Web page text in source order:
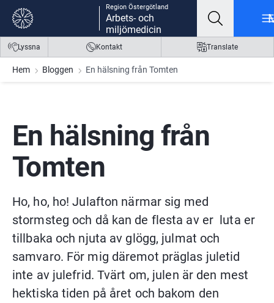
Gå till innehåll
Gå till meny
Gå till sidfot
Region Östergötland
Arbets- och
miljömedicin
Lyssna Kontakt Translate
Hem Bloggen En hälsning från Tomten
En hälsning från
Tomten
Ho, ho, ho! Julafton närmar sig med
stormsteg och då kan de flesta av er  luta er
tillbaka och njuta av glögg, julmat och
samvaro. För mig däremot präglas juletid
inte av julefrid. Tvärt om, julen är den mest
hektiska tiden på året och bakom den